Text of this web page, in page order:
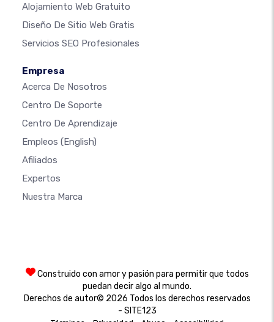
Alojamiento Web Gratuito
Diseño De Sitio Web Gratis
Servicios SEO Profesionales
Empresa
Acerca De Nosotros
Centro De Soporte
Centro De Aprendizaje
Empleos (English)
Afiliados
Expertos
Nuestra Marca
Construido con amor y pasión para permitir que todos
puedan decir algo al mundo.
Derechos de autor© 2026 Todos los derechos reservados
- SITE123